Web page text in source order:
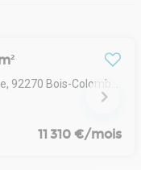
Bois-Colombes
11 310 €/mois